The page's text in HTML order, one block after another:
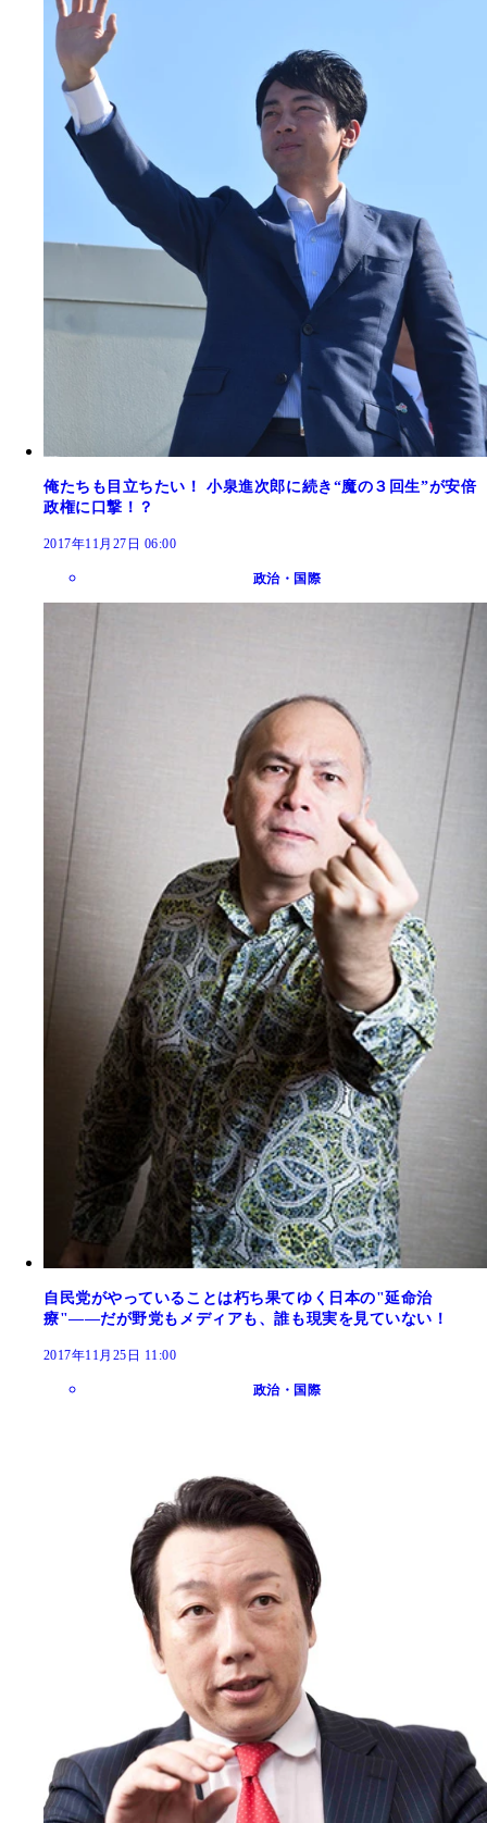
俺たちも目立ちたい！ 小泉進次郎に続き“魔の３回生”が安倍
政権に口撃！？
2017年11月27日 06:00
政治・国際
自民党がやっていることは朽ち果てゆく日本の"延命治
療"――だが野党もメディアも、誰も現実を見ていない！
2017年11月25日 11:00
政治・国際